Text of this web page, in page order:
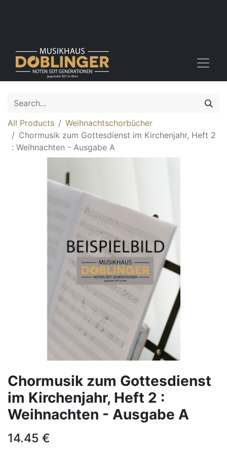
All Products
Weihnachtschorbücher
Chormusik zum Gottesdienst im Kirchenjahr, Heft 2
: Weihnachten - Ausgabe A
Chormusik zum Gottesdienst
im Kirchenjahr, Heft 2 :
Weihnachten - Ausgabe A
14.45 €